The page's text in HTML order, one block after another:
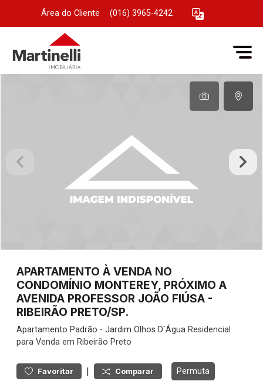
Área do Cliente (016) 3965-4242
APARTAMENTO À VENDA NO
CONDOMÍNIO MONTEREY, PRÓXIMO A
AVENIDA PROFESSOR JOÃO FIÚSA -
RIBEIRÃO PRETO/SP.
Apartamento Padrão - Jardim Olhos D`Água Residencial
para Venda em Ribeirão Preto
Favoritar | Comparar Permuta